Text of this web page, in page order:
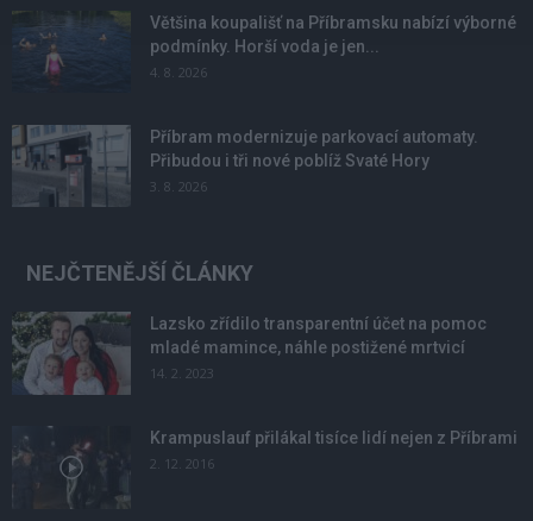
Většina koupališť na Příbramsku nabízí výborné
podmínky. Horší voda je jen...
4. 8. 2026
Příbram modernizuje parkovací automaty.
Přibudou i tři nové poblíž Svaté Hory
3. 8. 2026
NEJČTENĚJŠÍ ČLÁNKY
Lazsko zřídilo transparentní účet na pomoc
mladé mamince, náhle postižené mrtvicí
14. 2. 2023
Krampuslauf přilákal tisíce lidí nejen z Příbrami
2. 12. 2016